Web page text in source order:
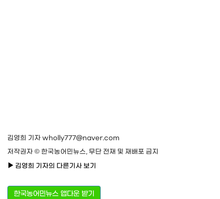
김영희 기자 wholly777@naver.com
저작권자 © 한국농어민뉴스, 무단 전재 및 재배포 금지
김영희 기자의 다른기사 보기
한국농어민뉴스 앱다운 받기